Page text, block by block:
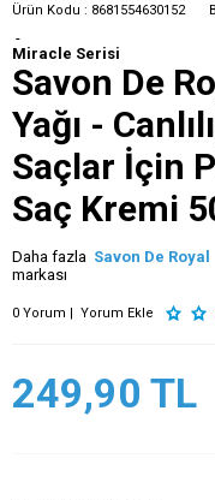
Ürün Kodu : 8681554630152
-
Miracle Serisi
Savon De
Yağı -
Saçlar İçin
Saç Kremi
Daha fazla Savon De Royal
markası
0 Yorum | Yorum Ekle
249,90 TL